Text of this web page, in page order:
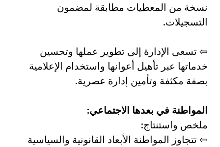
نسخة من المعطيات مطابقة لمضمون
التسجيلات.
⇦ تسعى الإدارة إلى تطوير عملها وتحسين
خدماتها عبر تأهيل أعوانها واستخدام الإعلامية
بصفة مكثفة وتأمين إدارة عصرية.
المواطنة في بعدها الاجتماعي:
ملخص واستنتاج:
⇦ تتجاوز المواطنة الأبعاد القانونية والسياسية